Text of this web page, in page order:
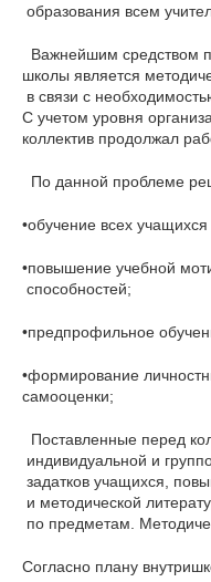
образования всем
Важнейшим средством
школы является
в связи с
С учетом уровня
коллектив продолжал
По данной проблеме
•обучение всех
•повышение учебной
способностей;
•предпрофильное
•формирование
самооценки;
Поставленные перед
индивидуальной и
задатков учащихся,
и методической
по предметам.
Согласно плану